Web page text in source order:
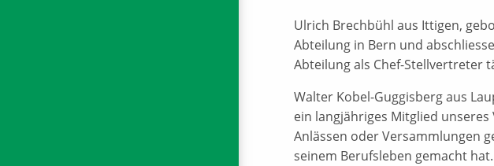
Ulrich Brechbühl aus Ittigen,
Abteilung in Bern und
Abteilung als Chef-Stellvertreter
Walter Kobel-Guggisberg aus
ein langjähriges Mitglied
Anlässen oder Versammlungen
seinem Berufsleben gemacht hat.